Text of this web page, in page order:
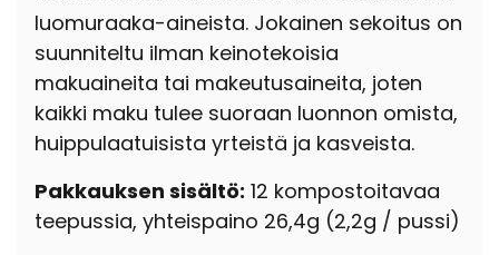
luomuraaka-aineista. Jokainen sekoitus on
suunniteltu ilman keinotekoisia
makuaineita tai makeutusaineita, joten
kaikki maku tulee suoraan luonnon omista,
huippulaatuisista yrteistä ja kasveista.
Pakkauksen sisältö: 12 kompostoitavaa
teepussia, yhteispaino 26,4g (2,2g / pussi)